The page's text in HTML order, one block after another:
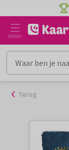
naar
inhoud
MENU
Terug